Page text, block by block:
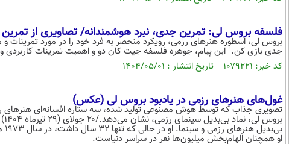
فلسفه بروس لی: تمرین جدی، نبرد هوشمندانه/ تصاویری از تمرین
بروس لی، اسطوره هنرهای رزمی، رویکرد منحصر به فرد خود را در مورد تمرینات
جدی بازی کن." این پیام، جوهره فلسفه جیت کان دو و اهمیت تمرینات
کد خبر: ۱۰۷۹۲۲۱ تاریخ انتشار : ۱۴۰۴/۰۵/۰۱
غول‌های هنرهای رزمی در یادبود بروس لی (عکس)
تصویری جذاب که توسط هوش مصنوعی تولید شده، سه ستاره افسانه‌ای هنرهای
او همچنان الهام‌بخش میلیون‌ها نفر در سراسر دنیاست.